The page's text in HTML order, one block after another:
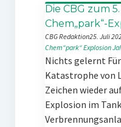
Die CBG zum
Chem„park“-
CBG Redaktion25. Juli
Chem“park“Explosion
Nichts gelernt
Katastrophe von
Zeichen wieder
Explosion im